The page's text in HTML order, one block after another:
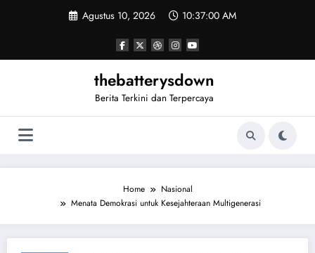
Agustus 10, 2026 10:37:00 AM
thebatterysdown
Berita Terkini dan Terpercaya
Home
Nasional
Menata Demokrasi untuk Kesejahteraan Multigenerasi